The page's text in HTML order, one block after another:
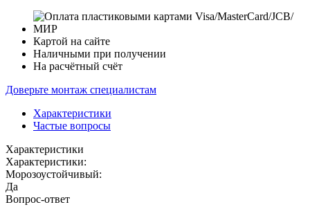
Картой на сайте
Наличными при получении
На расчётный счёт
Доверьте монтаж специалистам
Характеристики
Частые вопросы
Характеристики
Характеристики:
Морозоустойчивый:
Да
Вопрос-ответ